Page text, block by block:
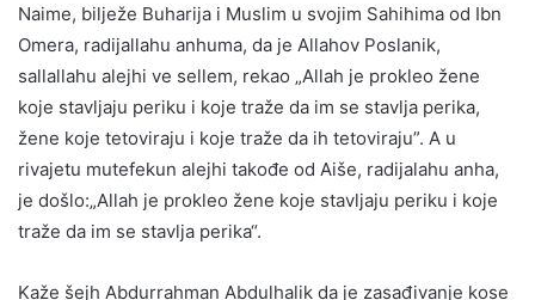
Naime, bilježe Buharija i Muslim u svojim Sahihima od Ibn
Omera, radijallahu anhuma, da je Allahov Poslanik,
sallallahu alejhi ve sellem, rekao „Allah je prokleo žene
koje stavljaju periku i koje traže da im se stavlja perika,
žene koje tetoviraju i koje traže da ih tetoviraju”. A u
rivajetu mutefekun alejhi takođe od Aiše, radijalahu anha,
je došlo:„Allah je prokleo žene koje stavljaju periku i koje
traže da im se stavlja perika“.
Kaže šejh Abdurrahman Abdulhalik da je zasađivanje kose